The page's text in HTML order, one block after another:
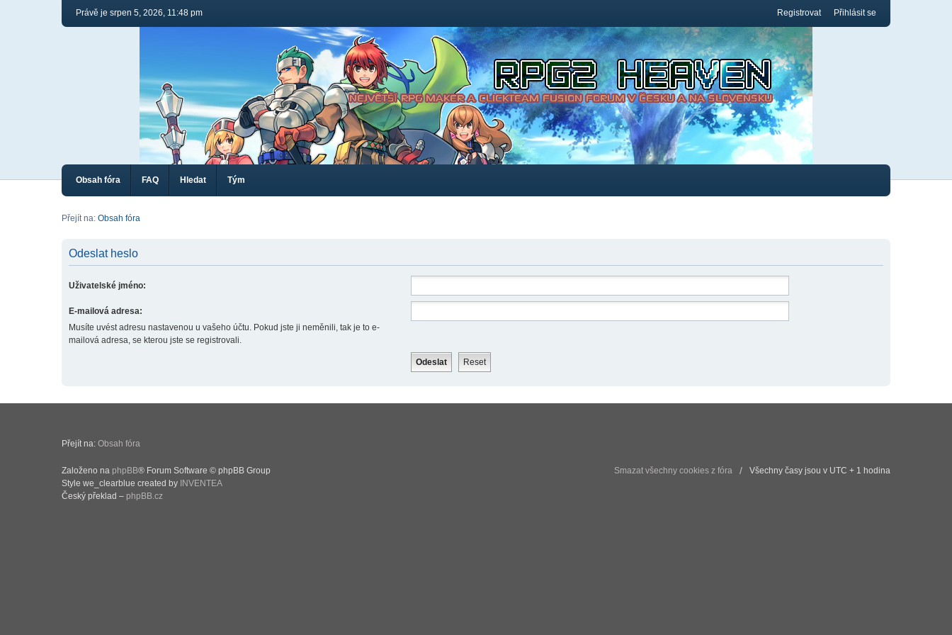
Právě je srpen 5, 2026, 11:48 pm Registrovat Přihlásit se
Obsah fóra FAQ Hledat Tým
Přejít na: Obsah fóra
Odeslat heslo
Uživatelské jméno:
E-mailová adresa:
Musíte uvést adresu nastavenou u vašeho účtu. Pokud jste ji neměnili, tak je to e-
mailová adresa, se kterou jste se registrovali.
Přejít na: Obsah fóra
Smazat všechny cookies z fóra Všechny časy jsou v UTC + 1 hodina
Založeno na phpBB® Forum Software © phpBB Group
Style we_clearblue created by INVENTEA
Český překlad – phpBB.cz